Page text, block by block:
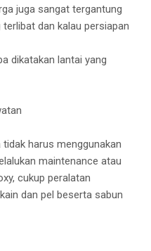
juga sangat tergantung
dan kalau persiapan
dikatakan lantai yang
harus menggunakan
maintenance atau
cukup peralatan
dan pel beserta sabun